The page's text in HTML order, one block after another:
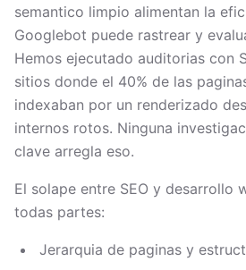
semantico limpio alimentan la
Googlebot puede rastrear y
Hemos ejecutado auditorias con
sitios donde el 40% de las
indexaban por un renderizado
internos rotos. Ninguna
clave arregla eso.
El solape entre SEO y desarrollo
todas partes:
Jerarquia de paginas y